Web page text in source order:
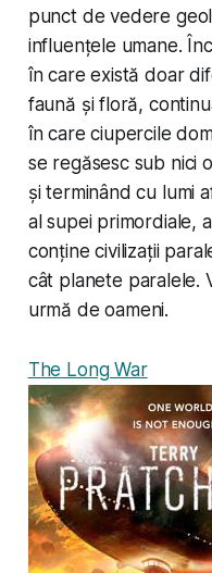
punct de vedere
influențele umane.
în care există doar
faună și floră,
în care ciupercile
se regăsesc sub nici
și terminând cu lumi
al supei primordiale,
conține civilizații
cât planete paralele.
urmă de oameni.
The Long War